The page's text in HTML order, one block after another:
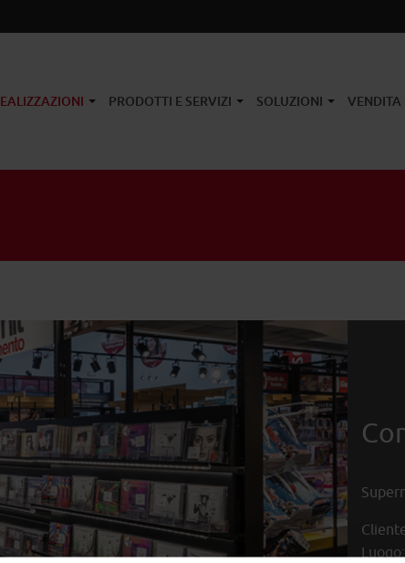
PRODOTTI E SERVIZI SOLUZIONI VENDITA
Luogo: